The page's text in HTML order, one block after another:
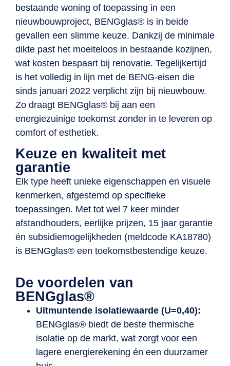
bestaande woning of toepassing in een
nieuwbouwproject, BENGglas® is in beide
gevallen een slimme keuze. Dankzij de minimale
dikte past het moeiteloos in bestaande kozijnen,
wat kosten bespaart bij renovatie. Tegelijkertijd
is het volledig in lijn met de BENG-eisen die
sinds januari 2022 verplicht zijn bij nieuwbouw.
Zo draagt BENGglas® bij aan een
energiezuinige toekomst zonder in te leveren op
comfort of esthetiek.
Keuze en kwaliteit met
garantie
Elk type heeft unieke eigenschappen en visuele
kenmerken, afgestemd op specifieke
toepassingen. Met tot wel 7 keer minder
afstandhouders, eerlijke prijzen, 15 jaar garantie
én subsidiemogelijkheden (meldcode KA18780)
is BENGglas® een toekomstbestendige keuze.
De voordelen van
BENGglas®
Uitmuntende isolatiewaarde (U=0,40):
BENGglas® biedt de beste thermische
isolatie op de markt, wat zorgt voor een
lagere energierekening én een duurzamer